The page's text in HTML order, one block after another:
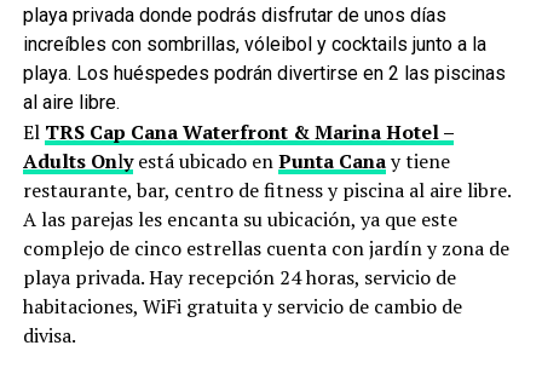
playa privada donde podrás disfrutar de unos días
increíbles con sombrillas, vóleibol y cocktails junto a la
playa. Los huéspedes podrán divertirse en 2 las piscinas
al aire libre.
El TRS Cap Cana Waterfront & Marina Hotel –
Adults Onlyestá ubicado enPunta Canay tiene
restaurante, bar, centro de fitness y piscina al aire libre.
A las parejas les encanta su ubicación, ya que este
complejo de cinco estrellas cuenta con jardín y zona de
playa privada. Hay recepción 24 horas, servicio de
habitaciones, WiFi gratuita y servicio de cambio de
divisa.